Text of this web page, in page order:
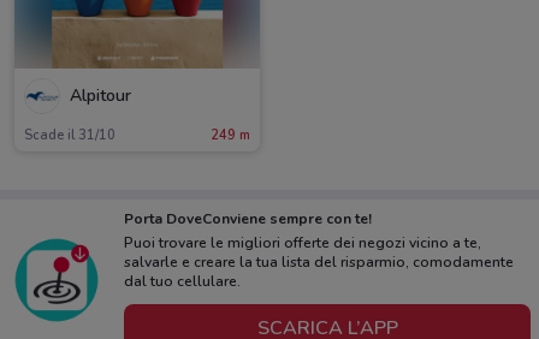
Alpitour
Scade il 31/10 249 m
Porta DoveConviene sempre con te!
Puoi trovare le migliori offerte dei negozi vicino a te,
salvarle e creare la tua lista del risparmio, comodamente
dal tuo cellulare.
SCARICA L’APP